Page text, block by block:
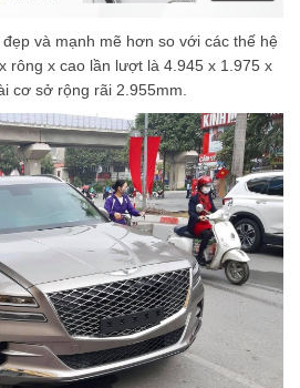
và mạnh mẽ hơn so với các thế hệ
rông x cao lần lượt là 4.945 x 1.975 x
cơ sở rộng rãi 2.955mm.